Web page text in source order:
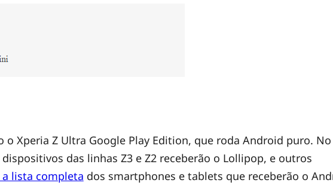
o Xperia Z Ultra Google Play Edition, que roda Android puro. No
das linhas Z3 e Z2 receberão o Lollipop, e outros
a lista completa dos smartphones e tablets que receberão o